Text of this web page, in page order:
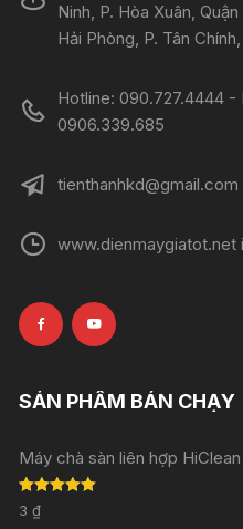
Ninh, P. Hòa Xuân,
Hải Phòng, P. Tân
Hotline: 090.727.4444 -
0906.339.685
tienthanhkd@gmail.com
www.dienmaygiatot.net
SẢN PHẨM BÁN CHẠY
Máy chà sàn liên hợp
Rated
out of 5
3₫